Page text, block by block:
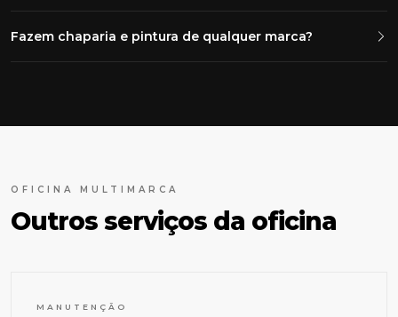
Fazem chaparia e pintura de qualquer marca?
OFICINA MULTIMARCA
Outros serviços da oficina
MANUTENÇÃO